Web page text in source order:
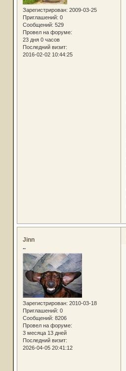
Зарегистрирован: 2009-03-25
Приглашений: 0
Сообщений: 529
Провел на форуме:
23 дня 0 часов
Последний визит:
2016-02-02 10:44:25
Jinn
..
Зарегистрирован: 2010-03-18
Приглашений: 0
Сообщений: 8206
Провел на форуме:
3 месяца 13 дней
Последний визит:
2026-04-05 20:41:12